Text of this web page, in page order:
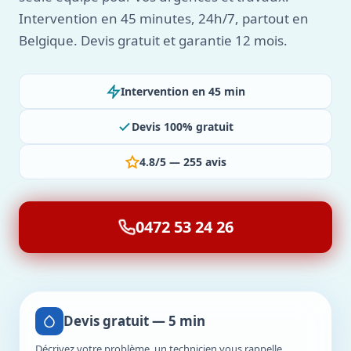
Intervention en 45 minutes, 24h/7, partout en
Belgique. Devis gratuit et garantie 12 mois.
Intervention en 45 min
Devis 100% gratuit
4.8/5 — 255 avis
0472 53 24 26
Devis gratuit — 5 min